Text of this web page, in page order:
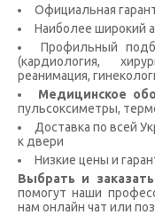
Официальная
Наиболее широкий
Профильный
(кардиология,
реанимация,
Медицинское
пульсоксиметры,
Доставка по всей
к двери
Низкие цены и
Выбрать и
помогут наши
нам онлайн чат или